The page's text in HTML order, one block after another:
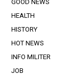
GOOD NEWS
HEALTH
HISTORY
HOT NEWS
INFO MILITER
JOB